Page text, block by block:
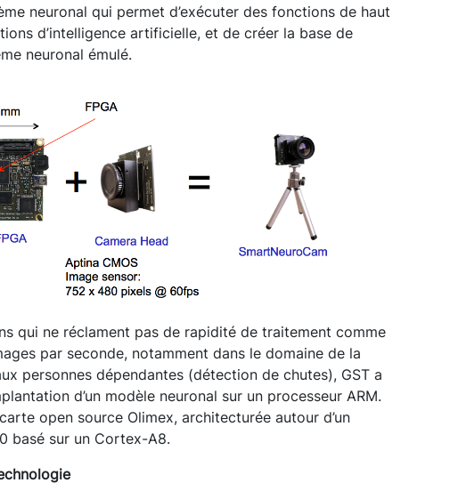
neuronal qui permet d’exécuter des fonctions de haut
d’intelligence artificielle, et de créer la base de
neuronal émulé.
qui ne réclament pas de rapidité de traitement comme
par seconde, notamment dans le domaine de la
personnes dépendantes (détection de chutes), GST a
d’un modèle neuronal sur un processeur ARM.
open source Olimex, architecturée autour d’un
basé sur un Cortex-A8.